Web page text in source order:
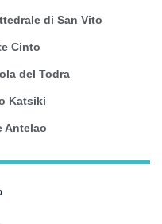
di San Vito
Cinto
del Todra
Katsiki
Antelao